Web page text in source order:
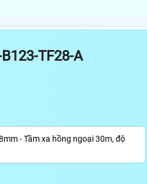
TF28-A
- Tầm xa hồng ngoại 30m, độ